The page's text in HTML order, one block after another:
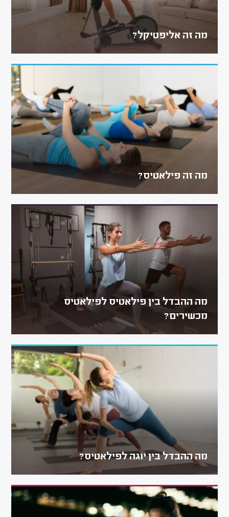
מה זה אליפטיקל?
מה זה פילאטיס?
מה ההבדל בין פילאטיס לפילאטיס
מכשירים?
מה ההבדל בין יוגה לפילאטיס?